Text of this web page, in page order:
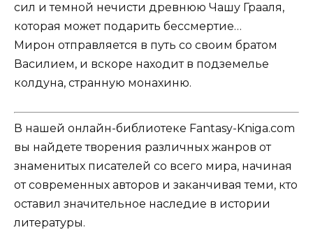
сил и темной нечисти древнюю Чашу Грааля,
которая может подарить бессмертие…
Мирон отправляется в путь со своим братом
Василием, и вскоре находит в подземелье
колдуна, странную монахиню.
В нашей онлайн-библиотеке Fantasy-Kniga.com
вы найдете творения различных жанров от
знаменитых писателей со всего мира, начиная
от современных авторов и заканчивая теми, кто
оставил значительное наследие в истории
литературы.